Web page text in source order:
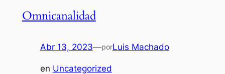
Omnicanalidad
Abr 13, 2023—porLuis Machado
en Uncategorized